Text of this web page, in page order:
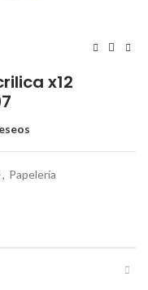
x12
, Papelería